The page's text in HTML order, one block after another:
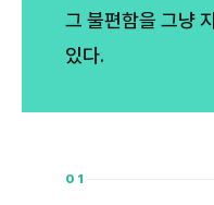
그 불편함을 그냥
있다.
01